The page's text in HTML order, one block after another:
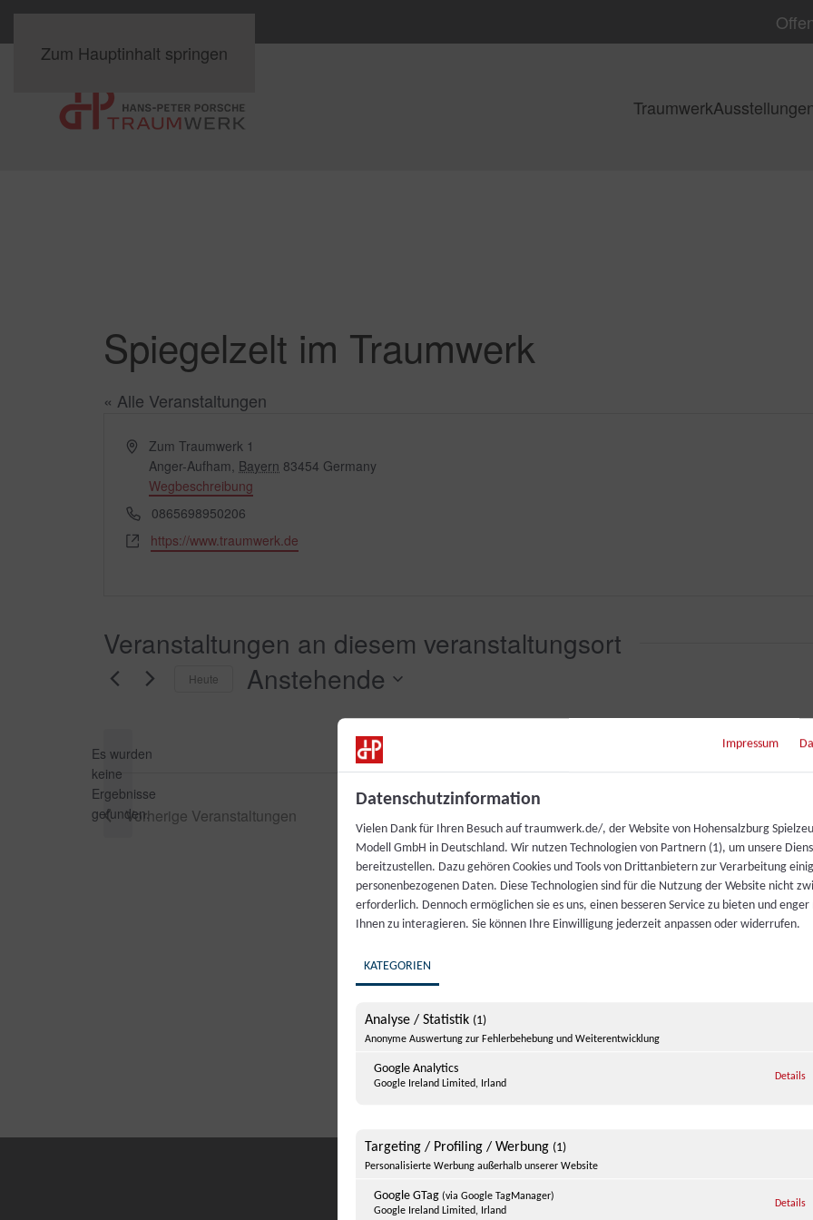
Zum Hauptinhalt springen
Traumwerk
Spiegelzelt im Traumwerk
« Alle Veranstaltungen
AdresseZum Traumwerk 1
Anger-Aufham, Bayern 83454 Germany
Wegbeschreibung
Telefon0865698950206
Webseitehttps://www.traumwerk.de
Veranstaltungen an diesem veranstaltungsort
Hinweis
Es wurden
keine
Ergebnisse
gefunden.
Heute Anstehende
Vorherige Veranstaltungen
Impressum
Datenschutzinformation
Vielen Dank für Ihren Besuch auf traumwerk.de/, der Website von Hohensalzburg
Modell GmbH in Deutschland. Wir nutzen Technologien von Partnern (1), um unsere
bereitzustellen. Dazu gehören Cookies und Tools von Drittanbietern zur Verarbeitung
personenbezogenen Daten. Diese Technologien sind für die Nutzung der Website nicht
erforderlich. Dennoch ermöglichen sie es uns, einen besseren Service zu bieten und
Ihnen zu interagieren. Sie können Ihre Einwilligung jederzeit anpassen oder widerrufen.
KATEGORIEN
Analyse / Statistik (1)
Anonyme Auswertung zur Fehlerbehebung und Weiterentwicklung
Google Analytics
Google Ireland Limited, Irland
Details
Targeting / Profiling / Werbung (1)
Personalisierte Werbung außerhalb unserer Website
Google GTag (via Google TagManager)
Google Ireland Limited, Irland
Details